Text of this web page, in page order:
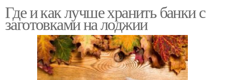
Где и как лучше хранить банки с
заготовками на лоджии